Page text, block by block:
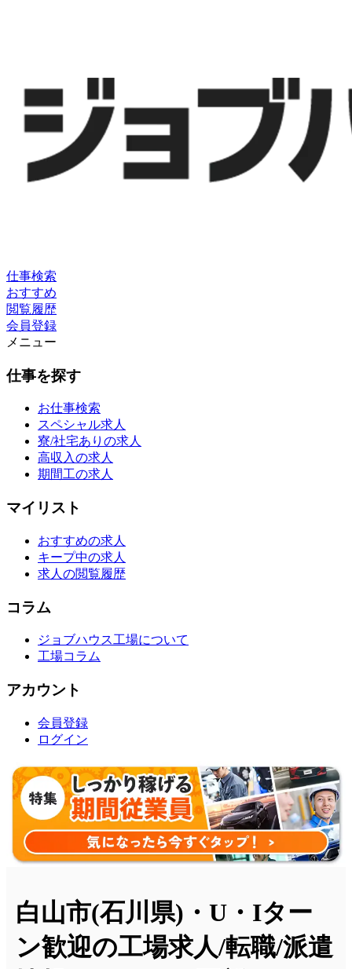
仕事検索
おすすめ
閲覧履歴
会員登録
メニュー
仕事を探す
お仕事検索
スペシャル求人
寮/社宅ありの求人
高収入の求人
期間工の求人
マイリスト
おすすめの求人
キープ中の求人
求人の閲覧履歴
コラム
ジョブハウス工場について
工場コラム
アカウント
会員登録
ログイン
白山市(石川県)・U・Iター
ン歓迎の工場求人/転職/派遣